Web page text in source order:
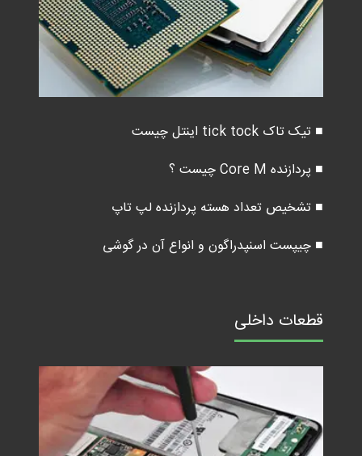
■ تیک تاک tick tock اینتل چیست
■ پردازنده Core M چیست ؟
■ تشخیص تعداد هسته پردازنده لپ تاپ
■ چیپست اسنپدراگون و انواع آن در گوشی
قطعات داخلی